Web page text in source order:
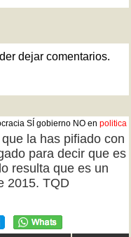
dejar comentarios.
SÍ gobierno NO en politica
la has pifiado con
para decir que es
resulta que es un
2015. TQD